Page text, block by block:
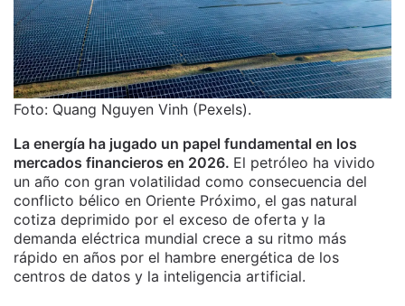
Foto: Quang Nguyen Vinh (Pexels).
La energía ha jugado un papel fundamental en los
mercados financieros en 2026. El petróleo ha vivido
un año con gran volatilidad como consecuencia del
conflicto bélico en Oriente Próximo, el gas natural
cotiza deprimido por el exceso de oferta y la
demanda eléctrica mundial crece a su ritmo más
rápido en años por el hambre energética de los
centros de datos y la inteligencia artificial.